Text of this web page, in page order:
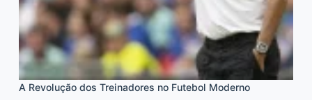
A Revolução dos Treinadores no Futebol Moderno